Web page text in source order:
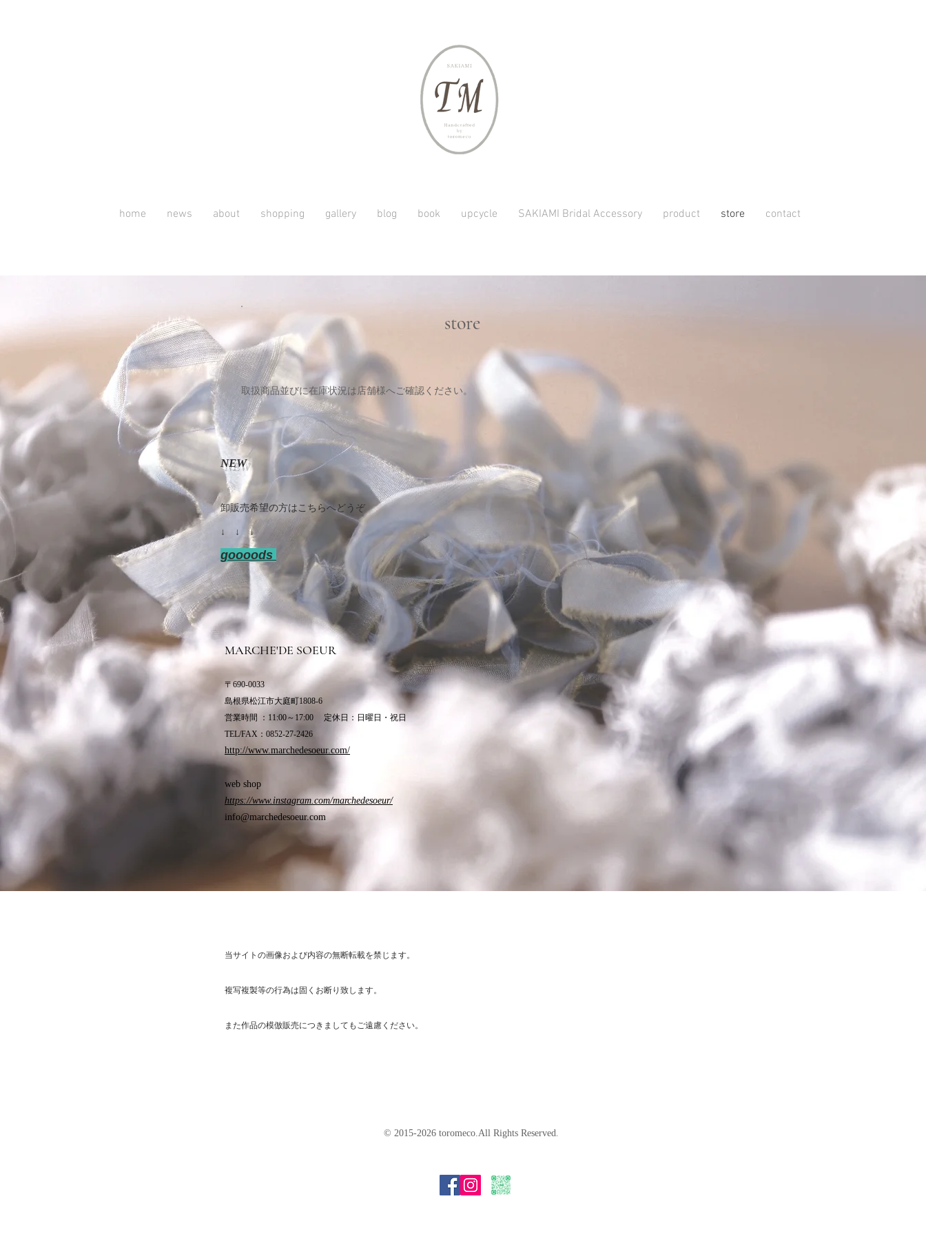
home news about shopping gallery blog book upcycle SAKIAMI Bridal Accessory product store contact
store
取扱商品並びに在庫状況は店舗様へご確認ください。
NEW
​卸販売希望の方はこちらへどうぞ
↓ ↓ ↓
goooods
MARCHE'DE SOEUR
〒690-0033
島根県松江市大庭町1808-6
営業時間 ：11:00～17:00 定休日：日曜日・祝日
TEL/FAX：0852-27-2426
http://www.marchedesoeur.com/
web shop
https://www.instagram.com/marchedesoeur/
info@marchedesoeur.com
当サイトの画像および内容の無断転載を禁じます。
複写複製等の行為は固くお断り致します。
また作品の模倣販売につきましてもご遠慮ください。
© 2015-2026 toromeco.All Rights Reserved.